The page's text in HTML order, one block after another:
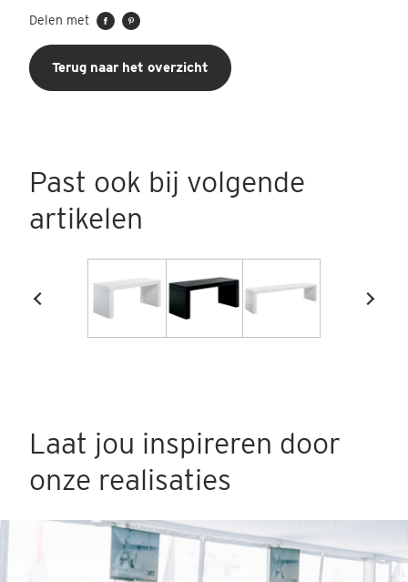
Delen met
Terug naar het overzicht
Past ook bij volgende
artikelen
Laat jou inspireren door
onze realisaties